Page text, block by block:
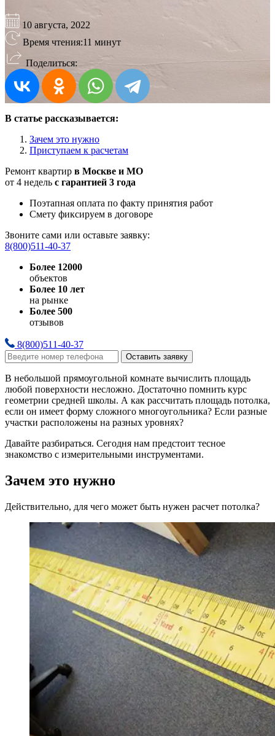
10 августа, 2022
Время чтения:11 минут
Поделиться:
В статье рассказывается:
Зачем это нужно
Приступаем к расчетам
Ремонт квартир в Москве и МО
от 4 недель с гарантией 3 года
Поэтапная оплата по факту принятия работ
Смету фиксируем в договоре
Звоните сами или оставьте заявку:
8(800)511-40-37
Более 12000
объектов
Более 10 лет
на рынке
Более 500
отзывов
8(800)511-40-37
Оставить заявку
В небольшой прямоугольной комнате вычислить площадь
любой поверхности несложно. Достаточно помнить курс
геометрии средней школы. А как рассчитать площадь потолка,
если он имеет форму сложного многоугольника? Если разные
участки расположены на разных уровнях?
Давайте разбираться. Сегодня нам предстоит тесное
знакомство с измерительными инструментами.
Зачем это нужно
Действительно, для чего может быть нужен расчет потолка?